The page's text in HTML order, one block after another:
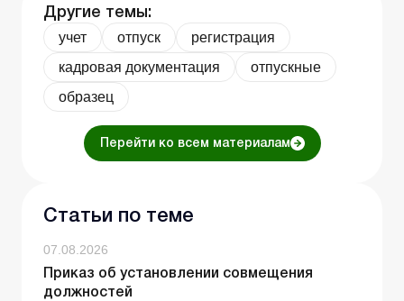
Другие темы:
учет отпуск
регистрация
кадровая документация
отпускные
образец
Перейти ко всем материалам
Статьи по теме
07.08.2026
Приказ об установлении совмещения
должностей